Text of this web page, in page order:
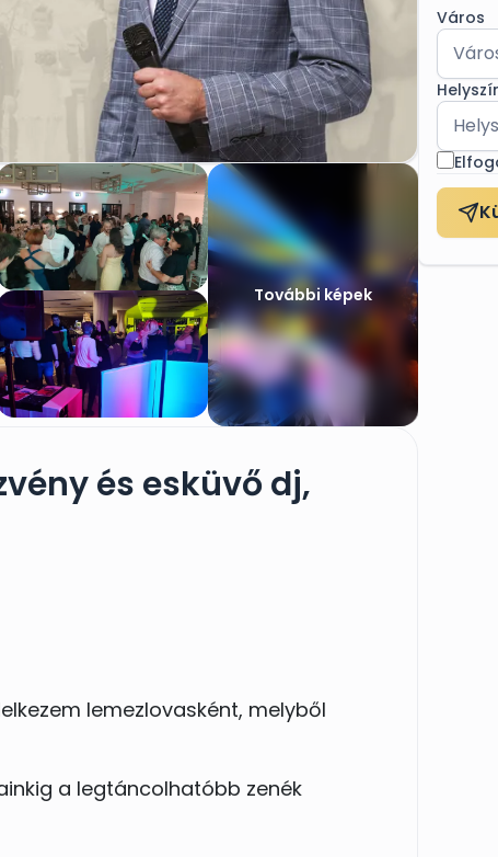
További képek
és esküvő dj,
lemezlovasként, melyből
a legtáncolhatóbb zenék
Város